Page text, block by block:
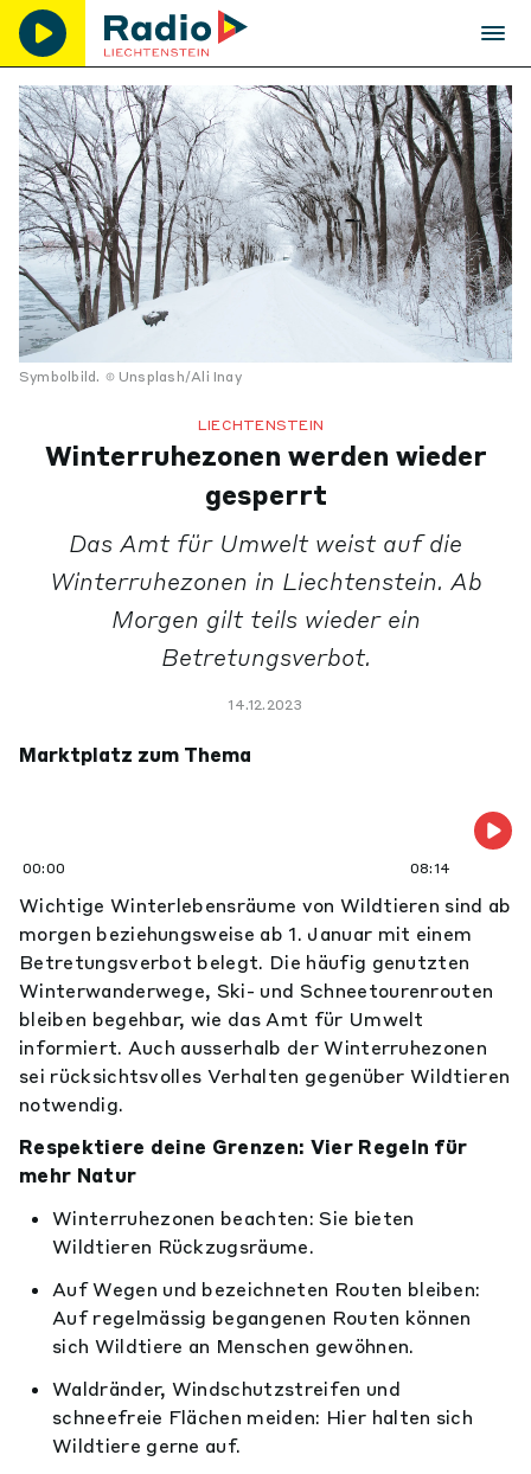
Symbolbild. Unsplash/Ali Inay
LIECHTENSTEIN
Winterruhezonen werden wieder
gesperrt
Das Amt für Umwelt weist auf die
Winterruhezonen in Liechtenstein. Ab
Morgen gilt teils wieder ein
Betretungsverbot.
14.12.2023
Marktplatz zum Thema
00:00 08:14
Wichtige Winterlebensräume von Wildtieren sind ab
morgen beziehungsweise ab 1. Januar mit einem
Betretungsverbot belegt. Die häufig genutzten
Winterwanderwege, Ski- und Schneetourenrouten
bleiben begehbar, wie das Amt für Umwelt
informiert. Auch ausserhalb der Winterruhezonen
sei rücksichtsvolles Verhalten gegenüber Wildtieren
notwendig.
Respektiere deine Grenzen: Vier Regeln für
mehr Natur
Winterruhezonen beachten: Sie bieten
Wildtieren Rückzugsräume.
Auf Wegen und bezeichneten Routen bleiben:
Auf regelmässig begangenen Routen können
sich Wildtiere an Menschen gewöhnen.
Waldränder, Windschutzstreifen und
schneefreie Flächen meiden: Hier halten sich
Wildtiere gerne auf.